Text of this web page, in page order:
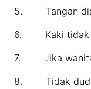
5. Tangan
6. Kaki tidak
7. Jika wanita
8. Tidak duduk